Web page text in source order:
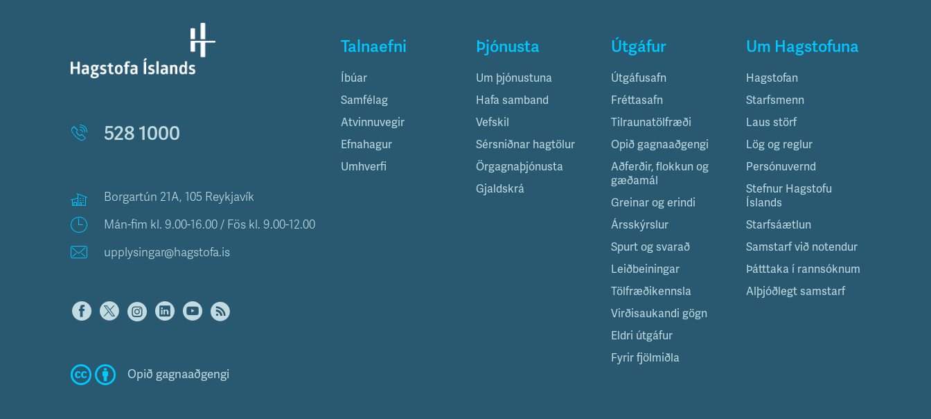
528 1000
Borgartún 21A, 105 Reykjavík
Mán-fim kl. 9.00-16.00 / Fös kl. 9.00-12.00
upplysingar@hagstofa.is
Opið gagnaaðgengi
Talnaefni
Íbúar
Samfélag
Atvinnuvegir
Efnahagur
Umhverfi
Þjónusta
Um þjónustuna
Hafa samband
Vefskil
Sérsniðnar hagtölur
Örgagnaþjónusta
Gjaldskrá
Útgáfur
Útgáfusafn
Fréttasafn
Tilraunatölfræði
Opið gagnaaðgengi
Aðferðir, flokkun og
gæðamál
Greinar og erindi
Ársskýrslur
Spurt og svarað
Leiðbeiningar
Tölfræðikennsla
Virðisaukandi gögn
Eldri útgáfur
Fyrir fjölmiðla
Um Hagstofuna
Hagstofan
Starfsmenn
Laus störf
Lög og reglur
Persónuvernd
Stefnur Hagstofu
Íslands
Starfsáætlun
Samstarf við notendur
Þátttaka í rannsóknum
Alþjóðlegt samstarf